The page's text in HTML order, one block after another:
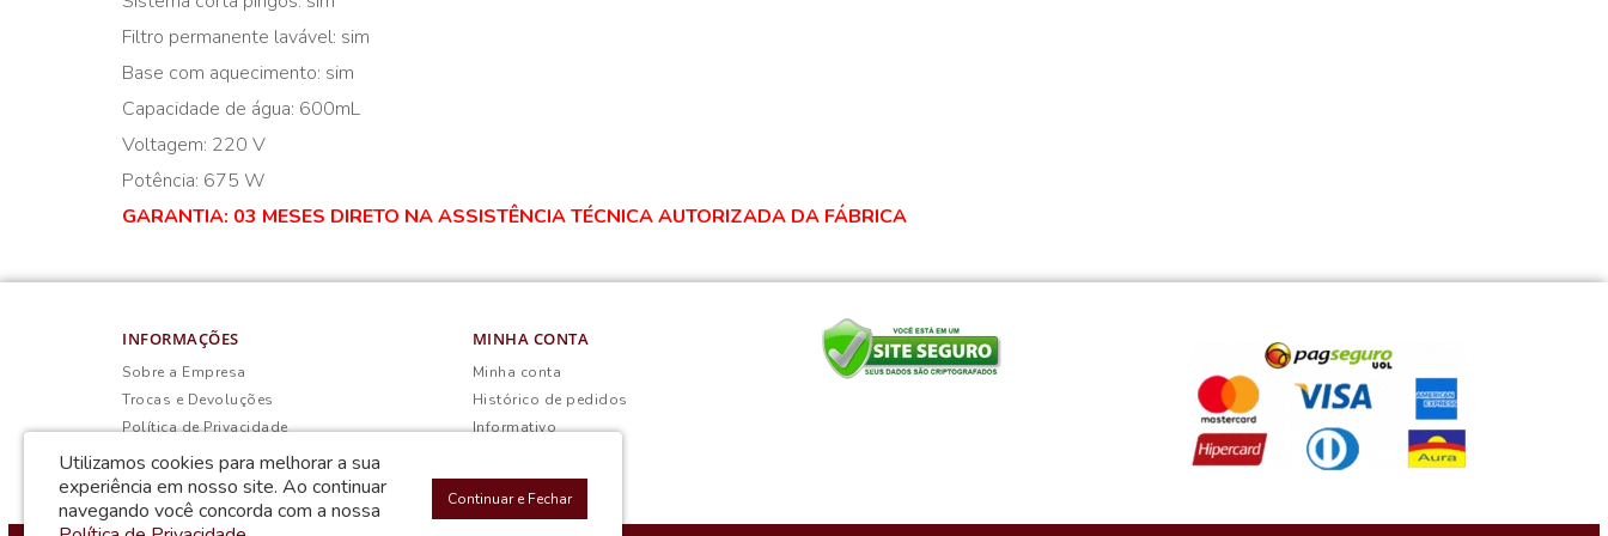
Filtro permanente lavável: sim
Base com aquecimento: sim
Capacidade de água: 600mL
Voltagem: 220 V
Potência: 675 W
GARANTIA: 03 MESES DIRETO NA ASSISTÊNCIA TÉCNICA AUTORIZADA DA FÁBRICA
INFORMAÇÕES
Sobre a Empresa
Trocas e Devoluções
Política de Privacidade
Termos & Condições
MINHA CONTA
Minha conta
Histórico de pedidos
Informativo
Utilizamos cookies para melhorar a sua
experiência em nosso site. Ao continuar
navegando você concorda com a nossa
Continuar e Fechar